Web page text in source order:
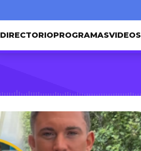
DIRECTORIOPROGRAMASVIDEOS